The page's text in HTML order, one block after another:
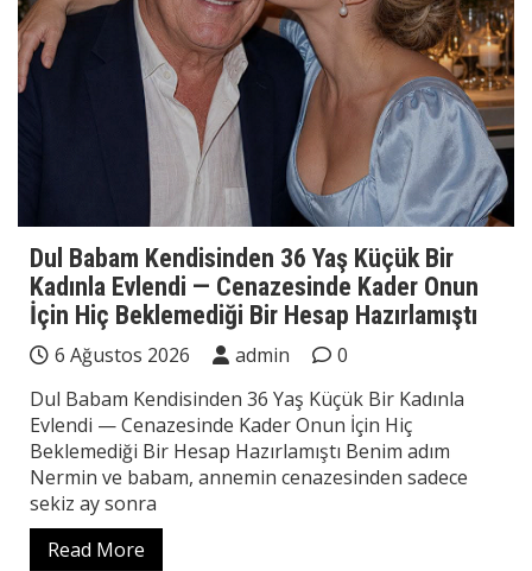
Dul Babam Kendisinden 36 Yaş Küçük Bir
Kadınla Evlendi — Cenazesinde Kader Onun
İçin Hiç Beklemediği Bir Hesap Hazırlamıştı
6 Ağustos 2026 admin
0
Dul Babam Kendisinden 36 Yaş Küçük Bir Kadınla
Evlendi — Cenazesinde Kader Onun İçin Hiç
Beklemediği Bir Hesap Hazırlamıştı Benim adım
Nermin ve babam, annemin cenazesinden sadece
sekiz ay sonra
Read More